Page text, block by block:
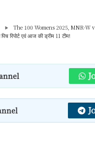
The 100 Womens 2025, MNR-W
रिपोर्ट एवं आज की ड्रीम 11 टीम!